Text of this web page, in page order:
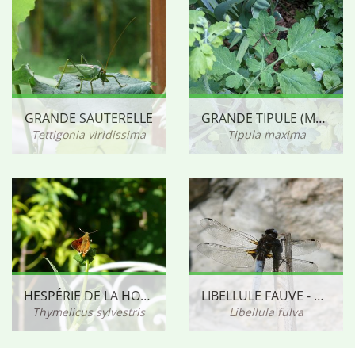
GRANDE SAUTERELLE
Tettigonia viridissima
GRANDE TIPULE (MÂLE)
Tipula maxima
HESPÉRIE DE LA HOUQUE
Thymelicus sylvestris
LIBELLULE FAUVE - MÂLE
Libellula fulva